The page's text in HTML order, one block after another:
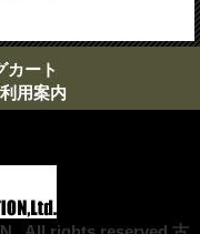
カート
用案内